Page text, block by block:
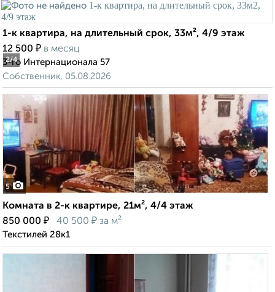
2/4
1-к квартира, на длительный срок, 33м², 4/9 этаж
12 500 ₽ в месяц
3-го Интернационала 57
Собственник, 05.08.2026
5
Комната в 2-к квартире, 21м², 4/4 этаж
850 000 ₽ 40 500 ₽ за м²
Текстилей 28к1